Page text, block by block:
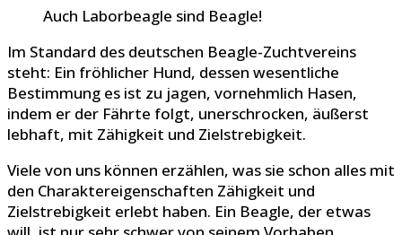
Auch Laborbeagle sind Beagle!
Im Standard des deutschen Beagle-Zuchtvereins
steht: Ein fröhlicher Hund, dessen wesentliche
Bestimmung es ist zu jagen, vornehmlich Hasen,
indem er der Fährte folgt, unerschrocken, äußerst
lebhaft, mit Zähigkeit und Zielstrebigkeit.
Viele von uns können erzählen, was sie schon alles mit
den Charaktereigenschaften Zähigkeit und
Zielstrebigkeit erlebt haben. Ein Beagle, der etwas